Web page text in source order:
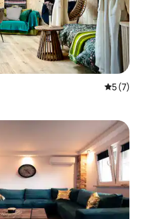
平均评分
5 (7)